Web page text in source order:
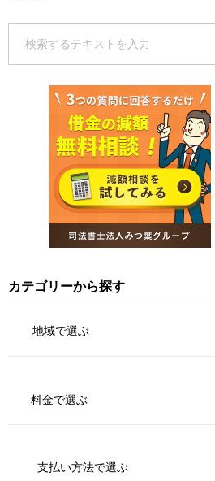
カテゴリーから探す
地域で選ぶ
料金で選ぶ
支払い方法で選ぶ